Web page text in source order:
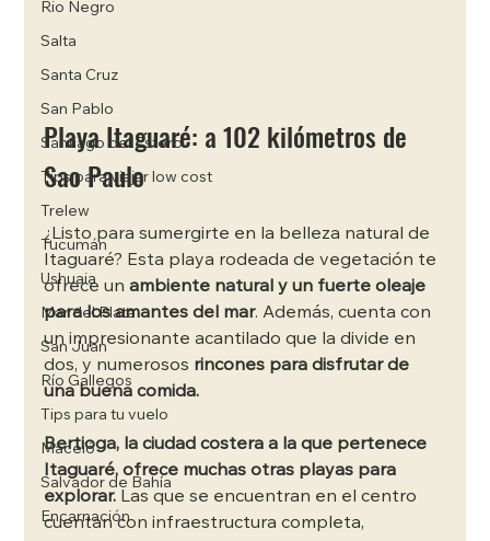
Rio Negro
Salta
Santa Cruz
San Pablo
Santiago del Estero
Tips para viajar low cost
Trelew
Tucumán
Ushuaia
Mar del Plata
San Juan
Río Gallegos
Tips para tu vuelo
Maceió
Salvador de Bahía
Encarnación
Playa Itaguaré: a 102 kilómetros de
Sao Paulo
¿Listo para sumergirte en la belleza natural de
Itaguaré? Esta playa rodeada de vegetación te
ofrece un ambiente natural y un fuerte oleaje
para los amantes del mar. Además, cuenta con
un impresionante acantilado que la divide en
dos, y numerosos rincones para disfrutar de
una buena comida.
Bertioga, la ciudad costera a la que pertenece
Itaguaré, ofrece muchas otras playas para
explorar. Las que se encuentran en el centro
cuentan con infraestructura completa,